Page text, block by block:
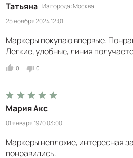
Татьяна Из города Москва
25 ноября 2024 12:01
Маркеры покупаю впервые.
Легкие, удобные, линия
0 0
Мария Акс
01 января 1970 03:00
Маркеры неплохие, интересная
понравились.